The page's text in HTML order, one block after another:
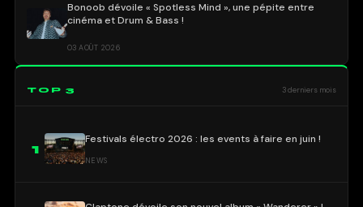
Bonoob dévoile « Spotless Mind », une pépite entre
cinéma et Drum & Bass !
03 AOÛT 2026
TOP 3 3 derniers mois
1
Festivals électro 2026 : les events à faire en juin !
NEWS